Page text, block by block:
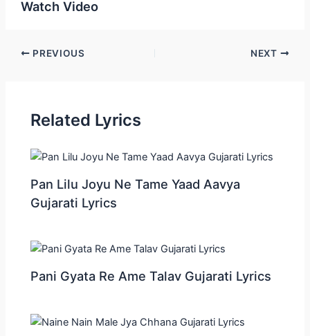
Watch Video
Post
PREVIOUS NEXT
Related Lyrics
Pan Lilu Joyu Ne Tame Yaad Aavya
Gujarati Lyrics
Pani Gyata Re Ame Talav Gujarati Lyrics